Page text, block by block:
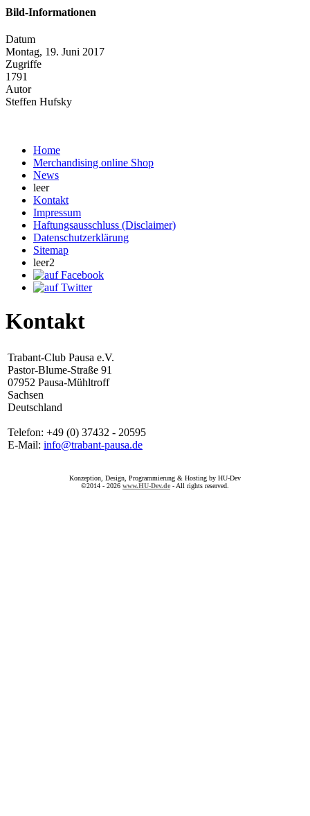
Bild-Informationen
Datum
Montag, 19. Juni 2017
Zugriffe
1791
Autor
Steffen Hufsky
Home
Merchandising online Shop
News
leer
Kontakt
Impressum
Haftungsausschluss (Disclaimer)
Datenschutzerklärung
Sitemap
leer2
Kontakt
Trabant-Club Pausa e.V.
Pastor-Blume-Straße 91
07952 Pausa-Mühltroff
Sachsen
Deutschland
Telefon: +49 (0) 37432 - 20595
E-Mail: info@trabant-pausa.de
Konzeption, Design, Programmierung & Hosting by HU-Dev
©2014 - 2026 www.HU-Dev.de - All rights reserved.